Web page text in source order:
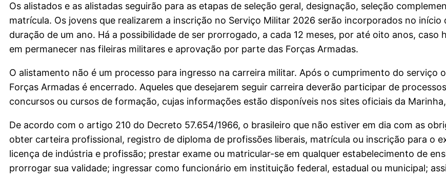
Os alistados e as alistadas seguirão para as etapas de seleção geral, designação, seleção
matrícula. Os jovens que realizarem a inscrição no Serviço Militar 2026 serão incorporados no início
duração de um ano. Há a possibilidade de ser prorrogado, a cada 12 meses, por até oito anos, caso
em permanecer nas fileiras militares e aprovação por parte das Forças Armadas.
O alistamento não é um processo para ingresso na carreira militar. Após o cumprimento do serviço
Forças Armadas é encerrado. Aqueles que desejarem seguir carreira deverão participar de
concursos ou cursos de formação, cujas informações estão disponíveis nos sites oficiais da
De acordo com o artigo 210 do Decreto 57.654/1966, o brasileiro que não estiver em dia com as
obter carteira profissional, registro de diploma de profissões liberais, matrícula ou inscrição para o
licença de indústria e profissão; prestar exame ou matricular-se em qualquer estabelecimento de
prorrogar sua validade; ingressar como funcionário em instituição federal, estadual ou municipal;